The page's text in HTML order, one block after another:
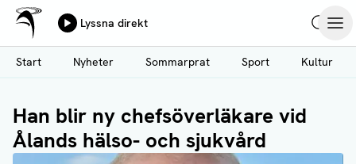
Hoppa
till
huvudinnehåll
Ålands Radio & TV
Lyssna direkt
Start
Nyheter Sommarprat Sport Kultur
Han blir ny chefsöverläkare vid
Ålands hälso- och sjukvård